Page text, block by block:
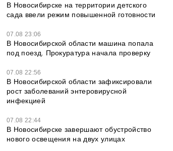
В Новосибирске на территории детского
сада ввели режим повышенной готовности
07.08 23:06
В Новосибирской области машина попала
под поезд. Прокуратура начала проверку
07.08 22:56
В Новосибирской области зафиксировали
рост заболеваний энтеровирусной
инфекцией
07.08 22:44
В Новосибирске завершают обустройство
нового освещения на двух улицах